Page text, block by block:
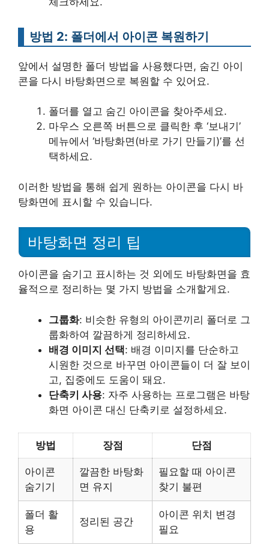
방법 2: 폴더에서 아이콘 복원하기
앞에서 설명한 폴더 방법을 사용했다면, 숨긴 아이
콘을 다시 바탕화면으로 복원할 수 있어요.
폴더를 열고 숨긴 아이콘을 찾아주세요.
마우스 오른쪽 버튼으로 클릭한 후 ‘보내기’
메뉴에서 ‘바탕화면(바로 가기 만들기)’를 선
택하세요.
이러한 방법을 통해 쉽게 원하는 아이콘을 다시 바
탕화면에 표시할 수 있습니다.
바탕화면 정리 팁
아이콘을 숨기고 표시하는 것 외에도 바탕화면을 효
율적으로 정리하는 몇 가지 방법을 소개할게요.
그룹화: 비슷한 유형의 아이콘끼리 폴더로 그
룹화하여 깔끔하게 정리하세요.
배경 이미지 선택: 배경 이미지를 단순하고
시원한 것으로 바꾸면 아이콘들이 더 잘 보이
고, 집중에도 도움이 돼요.
단축키 사용: 자주 사용하는 프로그램은 바탕
화면 아이콘 대신 단축키로 설정하세요.
방법 장점 단점
아이콘
숨기기
깔끔한 바탕화
면 유지
필요할 때 아이콘
찾기 불편
폴더 활
용
정리된 공간
아이콘 위치 변경
필요